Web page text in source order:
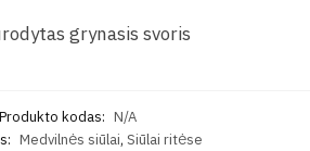
grynasis svoris
Produkto kodas: N/A
Medvilnės siūlai, Siūlai ritėse